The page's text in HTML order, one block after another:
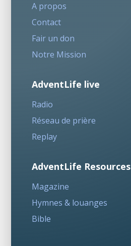
A propos
Contact
Fair un don
Notre Mission
AdventLife live
Radio
Réseau de prière
Replay
AdventLife Resources
Magazine
Hymnes & louanges
Bible